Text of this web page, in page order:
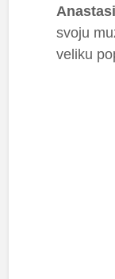
svoju
veliku